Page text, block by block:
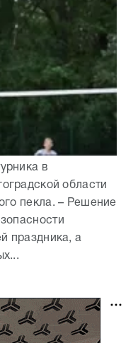
в
области
пекла. – Решение
праздника, а